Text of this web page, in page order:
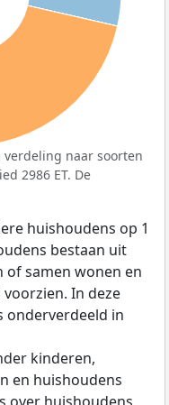
naar soorten
2986 ET. De
huishoudens op 1
bestaan uit
of samen wonen en
In deze
onderverdeeld in
kinderen,
en huishoudens